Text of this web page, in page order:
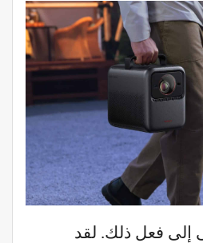
فعل ذلك. لقد